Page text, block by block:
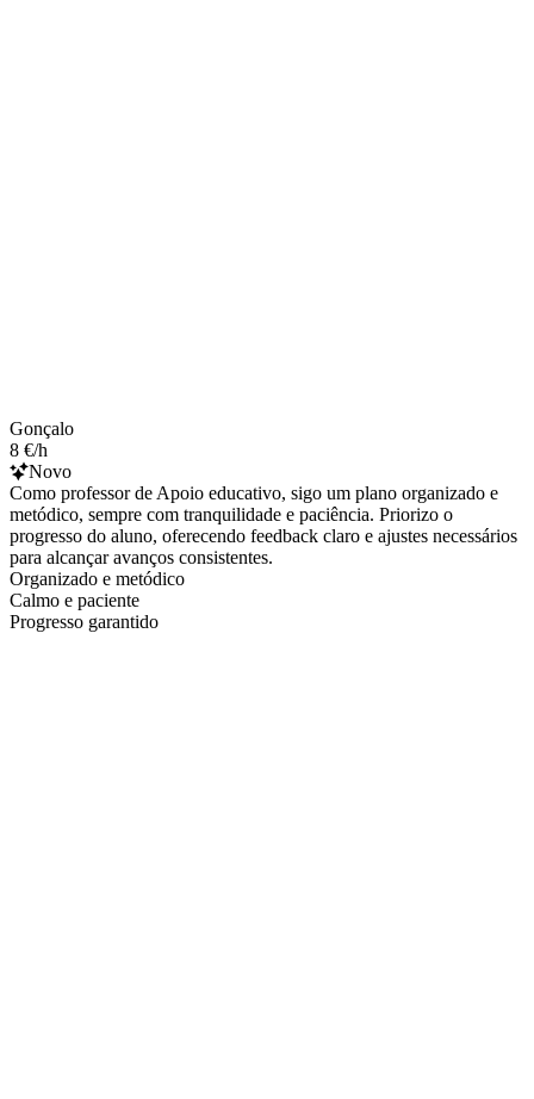
Gonçalo
8 €/h
Novo
Como professor de Apoio educativo, sigo um plano organizado e
metódico, sempre com tranquilidade e paciência. Priorizo o
progresso do aluno, oferecendo feedback claro e ajustes necessários
para alcançar avanços consistentes.
Organizado e metódico
Calmo e paciente
Progresso garantido